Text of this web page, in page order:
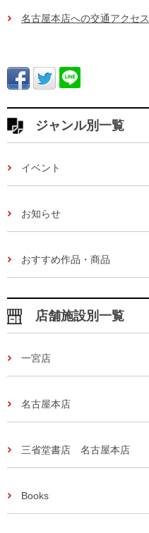
名古屋本店への交通アクセス
ジャンル別一覧
イベント
お知らせ
おすすめ作品・商品
店舗施設別一覧
一宮店
名古屋本店
三省堂書店 名古屋本店
Books